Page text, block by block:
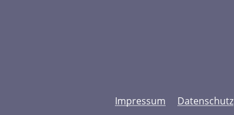
Impressum Datenschutz